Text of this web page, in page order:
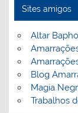
Sites amigos
Altar
Blog
Magia
Trabalhos